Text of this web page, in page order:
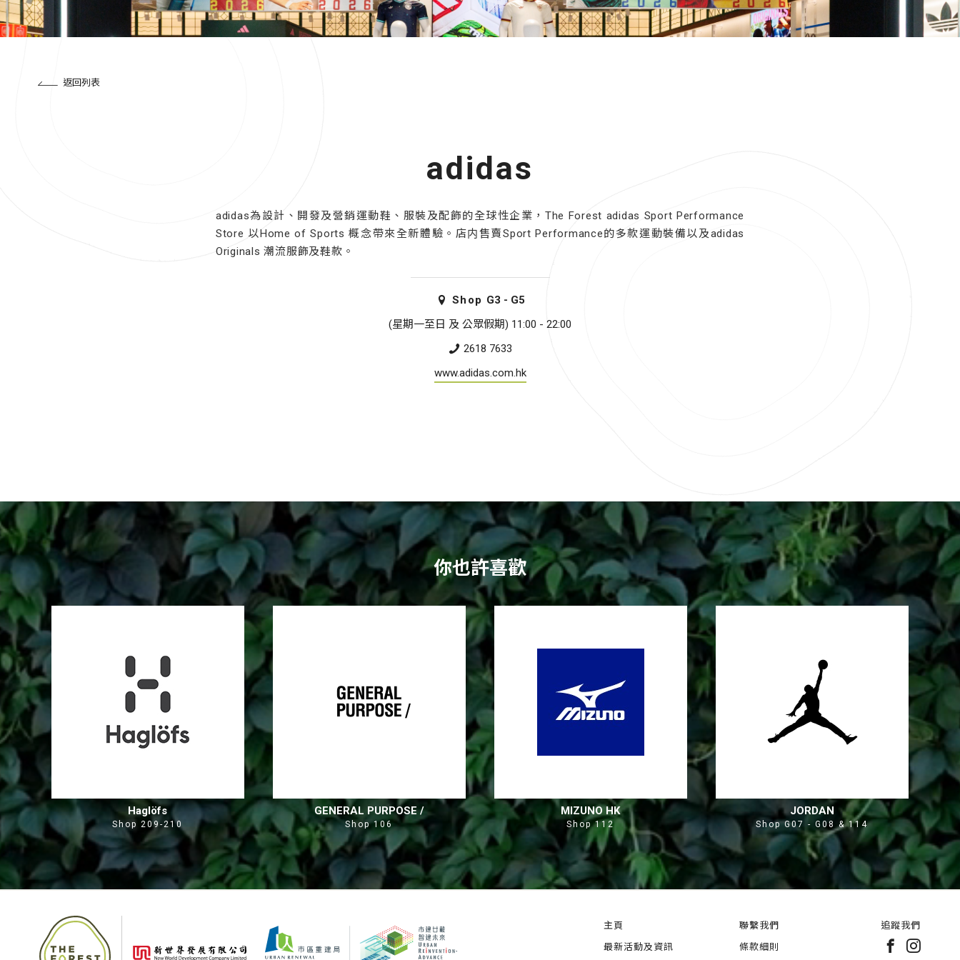
返回列表
adidas
adidas為設計、開發及營銷運動鞋、服裝及配飾的全球性企業，The Forest adidas Sport Performance
Store 以Home of Sports 概念帶來全新體驗。店内售賣Sport Performance的多款運動裝備以及adidas
Originals 潮流服飾及鞋款。
Shop G3 - G5
(星期一至日 及 公眾假期) 11:00 - 22:00
2618 7633
www.adidas.com.hk
你也許喜歡
Haglöfs
Shop 209-210
GENERAL PURPOSE /
Shop 106
MIZUNO HK
Shop 112
JORDAN
Shop G07 - G08 & 114
主頁
最新活動及資訊
聯繫我們
條款細則
追蹤我們